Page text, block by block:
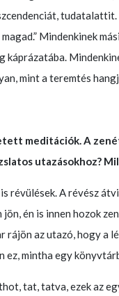
tudatalattit.
Mindenkinek
káprázatába.
mint a teremtés
meditációk. A
utazásokhoz?
is révülések. A révész
jön, én is innen hozok
rájön az utazó, hogy a
ez, mintha egy
tat, tatva, ezek az